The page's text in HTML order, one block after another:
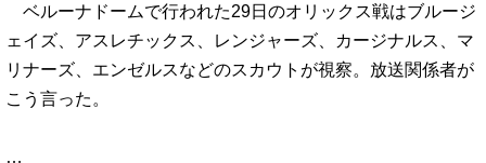
ベルーナドームで行われた29日のオリックス戦はブルージ
ェイズ、アスレチックス、レンジャーズ、カージナルス、マ
リナーズ、エンゼルスなどのスカウトが視察。放送関係者が
こう言った。
…